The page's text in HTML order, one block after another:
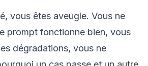
vous êtes aveugle. Vous ne
prompt fonctionne bien, vous
dégradations, vous ne